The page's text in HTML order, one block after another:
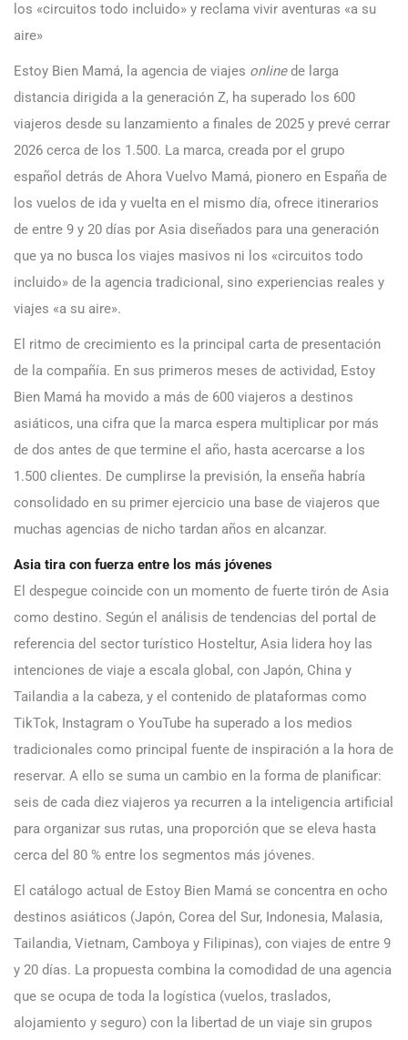
los «circuitos todo incluido» y reclama vivir aventuras «a su
aire»
Estoy Bien Mamá, la agencia de viajes onlinede larga
distancia dirigida a la generación Z, ha superado los 600
viajeros desde su lanzamiento a finales de 2025 y prevé cerrar
2026 cerca de los 1.500. La marca, creada por el grupo
español detrás de Ahora Vuelvo Mamá, pionero en España de
los vuelos de ida y vuelta en el mismo día, ofrece itinerarios
de entre 9 y 20 días por Asia diseñados para una generación
que ya no busca los viajes masivos ni los «circuitos todo
incluido» de la agencia tradicional, sino experiencias reales y
viajes «a su aire».
El ritmo de crecimiento es la principal carta de presentación
de la compañía. En sus primeros meses de actividad, Estoy
Bien Mamá ha movido a más de 600 viajeros a destinos
asiáticos, una cifra que la marca espera multiplicar por más
de dos antes de que termine el año, hasta acercarse a los
1.500 clientes. De cumplirse la previsión, la enseña habría
consolidado en su primer ejercicio una base de viajeros que
muchas agencias de nicho tardan años en alcanzar.
Asia tira con fuerza entre los más jóvenes
El despegue coincide con un momento de fuerte tirón de Asia
como destino. Según el análisis de tendencias del portal de
referencia del sector turístico Hosteltur, Asia lidera hoy las
intenciones de viaje a escala global, con Japón, China y
Tailandia a la cabeza, y el contenido de plataformas como
TikTok, Instagram o YouTube ha superado a los medios
tradicionales como principal fuente de inspiración a la hora de
reservar. A ello se suma un cambio en la forma de planificar:
seis de cada diez viajeros ya recurren a la inteligencia artificial
para organizar sus rutas, una proporción que se eleva hasta
cerca del 80 % entre los segmentos más jóvenes.
El catálogo actual de Estoy Bien Mamá se concentra en ocho
destinos asiáticos (Japón, Corea del Sur, Indonesia, Malasia,
Tailandia, Vietnam, Camboya y Filipinas), con viajes de entre 9
y 20 días. La propuesta combina la comodidad de una agencia
que se ocupa de toda la logística (vuelos, traslados,
alojamiento y seguro) con la libertad de un viaje sin grupos